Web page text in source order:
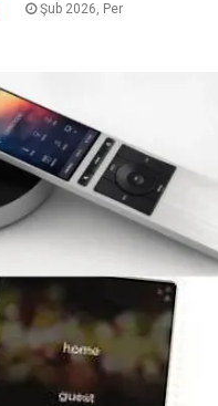
Şub 2026, Per